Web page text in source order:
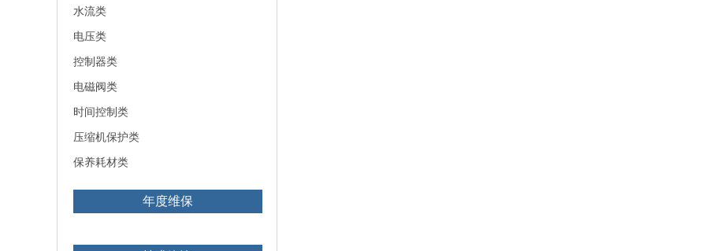
水流类
电压类
控制器类
电磁阀类
时间控制类
压缩机保护类
保养耗材类
年度维保